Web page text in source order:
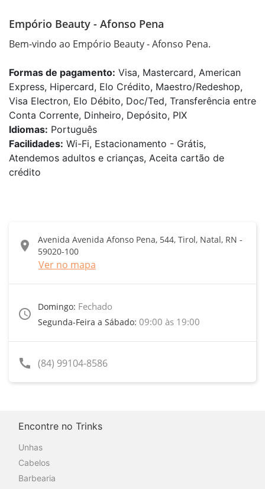
Empório Beauty - Afonso Pena
Bem-vindo ao Empório Beauty - Afonso Pena.
Formas de pagamento: Visa, Mastercard, American
Express, Hipercard, Elo Crédito, Maestro/Redeshop,
Visa Electron, Elo Débito, Doc/Ted, Transferência entre
Conta Corrente, Dinheiro, Depósito, PIX
Idiomas: Português
Facilidades: Wi-Fi, Estacionamento - Grátis,
Atendemos adultos e crianças, Aceita cartão de
crédito
location_on
Avenida Avenida Afonso Pena, 544, Tirol, Natal, RN -
59020-100
Ver no mapa
access_time
Domingo: Fechado
Segunda-Feira a Sábado: 09:00 às 19:00
call (84) 99104-8586
Encontre no Trinks
Unhas
Cabelos
Barbearia